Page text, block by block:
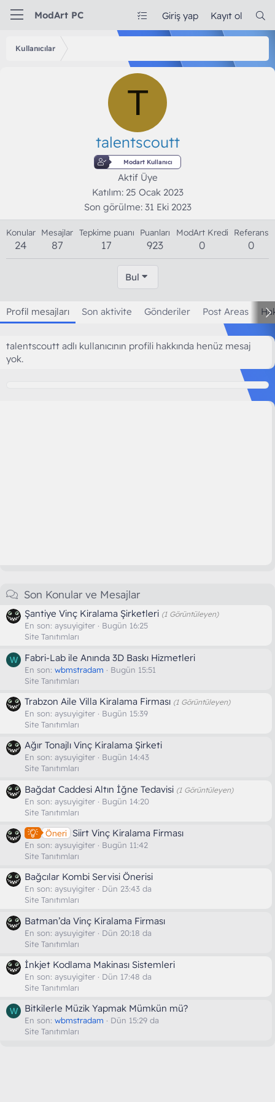
ModArt PC Giriş yap Kayıt ol
Kullanıcılar
T
talentscoutt
Modart Kullanıcı
Aktif Üye
Katılım 25 Ocak 2023
Son görülme 31 Eki 2023
Konular
24
Mesajlar
87
Tepkime puanı
17
Puanları
923
ModArt Kredi
0
Referans
0
Bul
Profil mesajları Son aktivite Gönderiler Post Areas
talentscoutt adlı kullanıcının profili hakkında henüz mesaj
yok.
Son Konular ve Mesajlar
Şantiye Vinç Kiralama Şirketleri (1 Görüntüleyen)
En son: aysuyigiter
Bugün 16:25
Site Tanıtımları
W Fabri-Lab ile Anında 3D Baskı Hizmetleri
En son: wbmstradam
Bugün 15:51
Site Tanıtımları
Trabzon Aile Villa Kiralama Firması (1 Görüntüleyen)
En son: aysuyigiter
Bugün 15:39
Site Tanıtımları
Ağır Tonajlı Vinç Kiralama Şirketi
En son: aysuyigiter
Bugün 14:43
Site Tanıtımları
Bağdat Caddesi Altın İğne Tedavisi (1 Görüntüleyen)
En son: aysuyigiter
Bugün 14:20
Site Tanıtımları
Öneri Siirt Vinç Kiralama Firması
En son: aysuyigiter
Bugün 11:42
Site Tanıtımları
Bağcılar Kombi Servisi Önerisi
En son: aysuyigiter
Dün 23:43 da
Site Tanıtımları
Batman’da Vinç Kiralama Firması
En son: aysuyigiter
Dün 20:18 da
Site Tanıtımları
İnkjet Kodlama Makinası Sistemleri
En son: aysuyigiter
Dün 17:48 da
Site Tanıtımları
W Bitkilerle Müzik Yapmak Mümkün mü?
En son: wbmstradam
Dün 15:29 da
Site Tanıtımları